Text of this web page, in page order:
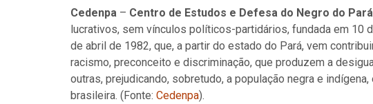
Cedenpa – Centro de Estudos e Defesa do Negro do Pará
lucrativos, sem vínculos políticos-partidários, fundada em 10
de abril de 1982, que, a partir do estado do Pará, vem
racismo, preconceito e discriminação, que produzem a
outras, prejudicando, sobretudo, a população negra e
brasileira. (Fonte: Cedenpa).